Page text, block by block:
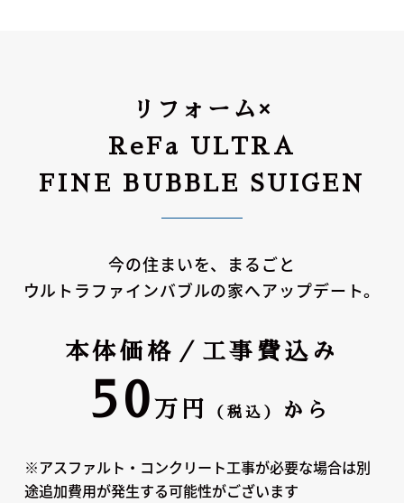
リフォーム×
ReFa ULTRA
FINE BUBBLE SUIGEN
今の住まいを、まるごと
ウルトラファインバブルの家へアップデート。
本体価格／工事費込み
50 万円 （税込） から
※アスファルト・コンクリート工事が必要な場合は別
途追加費用が発生する可能性がございます